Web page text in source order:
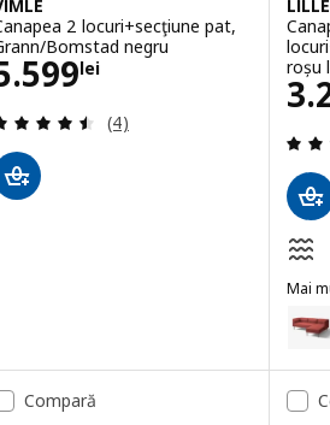
2 locuri+secţiune pat,
Bomstad negru
lei
5599lei
Evaluare: 4.5 din 5 stele.
(4)
roșu
Mai
Compară